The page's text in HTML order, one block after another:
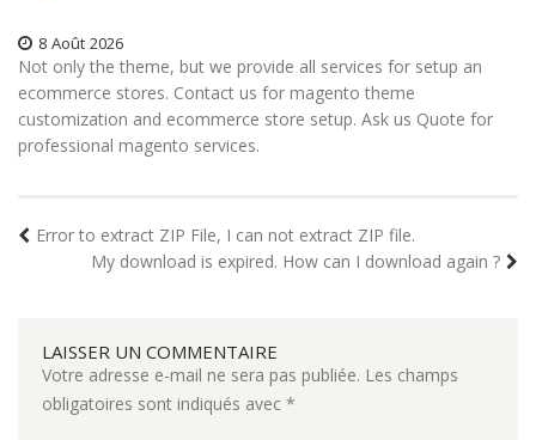
8 Août 2026
Not only the theme, but we provide all services for setup an
ecommerce stores. Contact us for magento theme
customization and ecommerce store setup. Ask us Quote for
professional magento services.
Error to extract ZIP File, I can not extract ZIP file.
My download is expired. How can I download again ?
LAISSER UN COMMENTAIRE
Votre adresse e-mail ne sera pas publiée. Les champs
obligatoires sont indiqués avec *